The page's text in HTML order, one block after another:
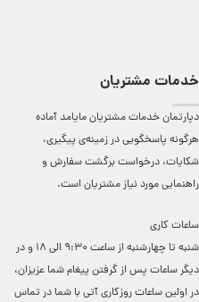
خدمات مشتریان
دپارتمان خدمات مشتریان مایامد آماده
هرگونه پاسخگویی در زمینه‌ی پیگیری،
شکایات، درخواست برگشت سفارش و
راهنمایی مورد نیاز مشتریان است.
ساعات کاری
شنبه تا چهارشنبه از ساعت 9:30 الی 18 و در
دیگر ساعات ‌پس از گرفتن پیغام شما عزیزان،
در اولین ساعات روزکاری آتی با شما در تماس